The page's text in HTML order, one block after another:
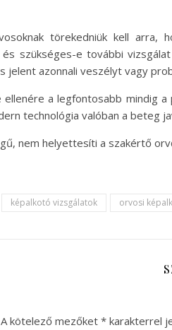
törekedniük kell arra,
szükséges-e további
jelent azonnali veszélyt vagy
a legfontosabb mindig
technológia valóban a beteg
nem helyettesíti a szakértő
képalkotó vizsgálatok orvosi
A kötelező mezőket * karakterrel